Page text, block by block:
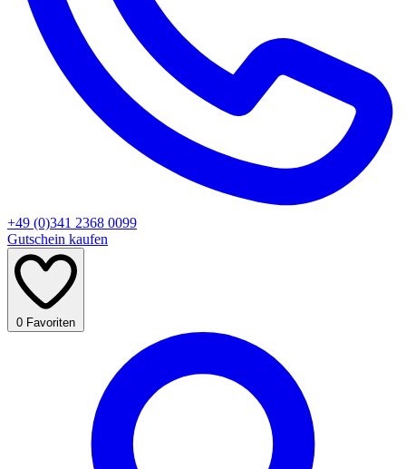
+49 (0)341 2368 0099
Gutschein kaufen
0 Favoriten